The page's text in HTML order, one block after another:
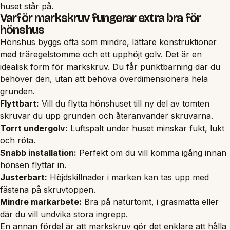
huset står på.
Varför markskruv fungerar extra bra för
hönshus
Hönshus byggs ofta som mindre, lättare konstruktioner
med träregelstomme och ett upphöjt golv. Det är en
idealisk form för markskruv. Du får punktbärning där du
behöver den, utan att behöva överdimensionera hela
grunden.
Flyttbart: Vill du flytta hönshuset till ny del av tomten
skruvar du upp grunden och återanvänder skruvarna.
Torrt undergolv: Luftspalt under huset minskar fukt, lukt
och röta.
Snabb installation: Perfekt om du vill komma igång innan
hönsen flyttar in.
Justerbart: Höjdskillnader i marken kan tas upp med
fästena på skruvtoppen.
Mindre markarbete: Bra på naturtomt, i gräsmatta eller
där du vill undvika stora ingrepp.
En annan fördel är att markskruv gör det enklare att hålla